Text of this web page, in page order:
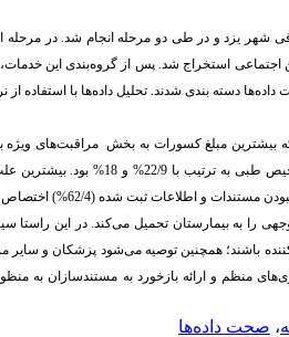
کسورات بیمه تأمین اجتماعی استخراج شد. پس از
دسته بندی شدند. تحلیل داده‌ها با استفاده از
مستندات و اطلاعات ثبت شده (62/4
%)
را به بیمارستان تحمیل می‌کند. در این راستا
باشند؛ همچنین توصیه میشود پزشکان و سایر
منظم و ارائه بازخورد به مستندسازان به
، صحت داده‌ها